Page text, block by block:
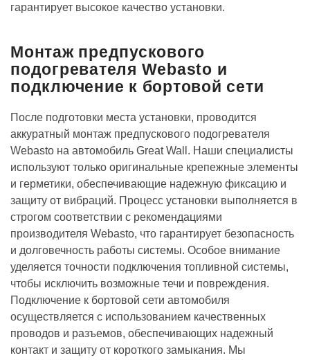
гарантирует высокое качество установки.
Монтаж предпускового
подогревателя Webasto и
подключение к бортовой сети
После подготовки места установки, проводится
аккуратный монтаж предпускового подогревателя
Webasto на автомобиль Great Wall. Наши специалисты
используют только оригинальные крепежные элементы
и герметики, обеспечивающие надежную фиксацию и
защиту от вибраций. Процесс установки выполняется в
строгом соответствии с рекомендациями
производителя Webasto, что гарантирует безопасность
и долговечность работы системы. Особое внимание
уделяется точности подключения топливной системы,
чтобы исключить возможные течи и повреждения.
Подключение к бортовой сети автомобиля
осуществляется с использованием качественных
проводов и разъемов, обеспечивающих надежный
контакт и защиту от короткого замыкания. Мы